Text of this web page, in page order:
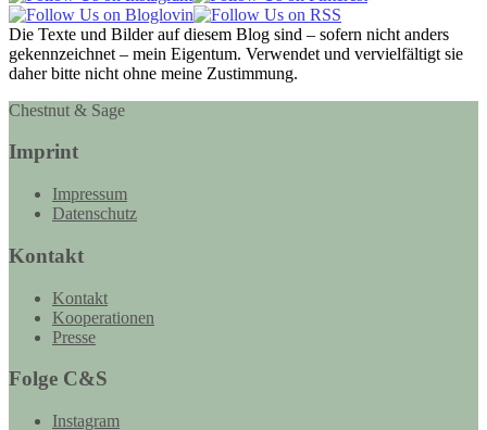
Die Texte und Bilder auf diesem Blog sind – sofern nicht anders
gekennzeichnet – mein Eigentum. Verwendet und vervielfältigt sie
daher bitte nicht ohne meine Zustimmung.
Chestnut & Sage
Imprint
Impressum
Datenschutz
Kontakt
Kontakt
Kooperationen
Presse
Folge C&S
Instagram